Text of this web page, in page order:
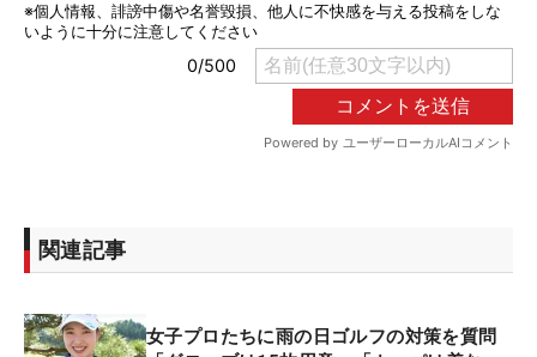
関連記事
女子プロたちに雨の日ゴルフの対策を質問